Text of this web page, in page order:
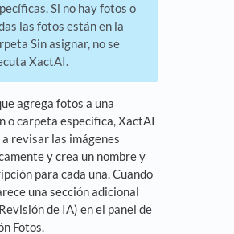
Si no hay fotos o
las fotos están en la
Sin asignar, no se
XactAI.
agrega fotos a una
o carpeta específica, XactAI
revisar las imágenes
y crea un nombre y
para cada una. Cuando
una sección adicional
de IA) en el panel de
Fotos.